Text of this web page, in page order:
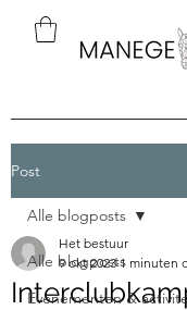
Post
Alle blogposts
Evenementen &
Alle blogposts
Het bestuur
9 okt 2023 1 minuten